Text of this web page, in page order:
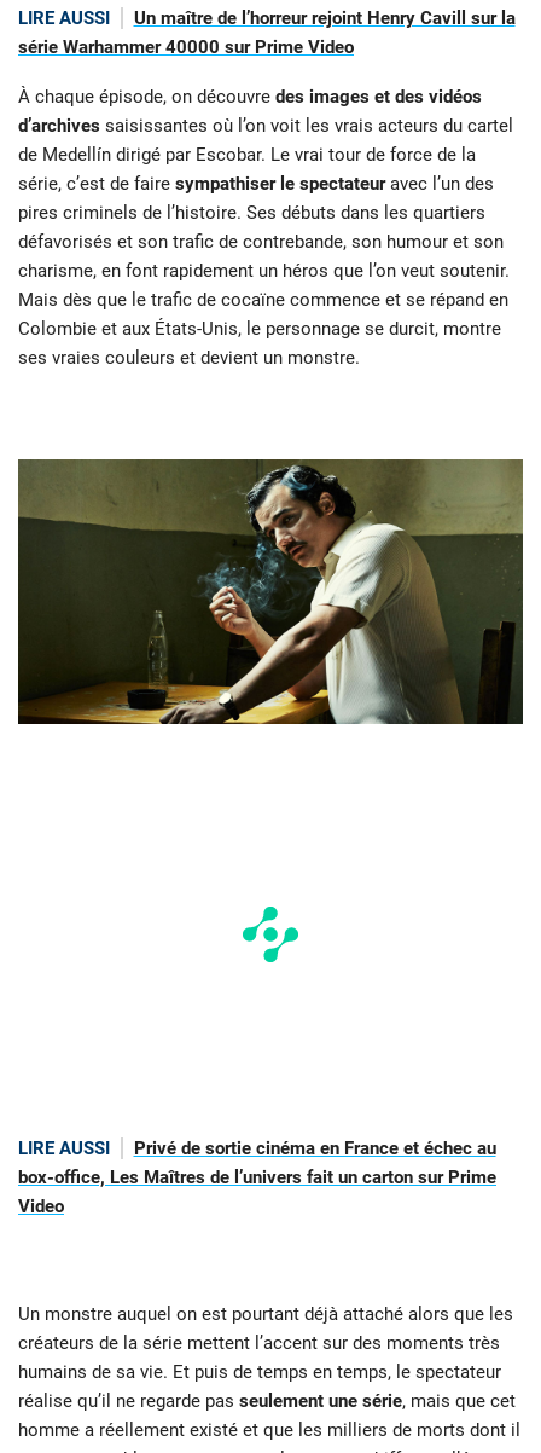
LIRE AUSSI
Un maître de l’horreur rejoint Henry Cavill sur la
série Warhammer 40000 sur Prime Video
À chaque épisode, on découvre des images et des vidéos
d’archives saisissantes où l’on voit les vrais acteurs du cartel
de Medellín dirigé par Escobar. Le vrai tour de force de la
série, c’est de faire sympathiser le spectateuravec l’un des
pires criminels de l’histoire. Ses débuts dans les quartiers
défavorisés et son trafic de contrebande, son humour et son
charisme, en font rapidement un héros que l’on veut soutenir.
Mais dès que le trafic de cocaïne commence et se répand en
Colombie et aux États-Unis, le personnage se durcit, montre
ses vraies couleurs et devient un monstre.
LIRE AUSSI
Privé de sortie cinéma en France et échec au
box-office, Les Maîtres de l’univers fait un carton sur Prime
Video
Un monstre auquel on est pourtant déjà attaché alors que les
créateurs de la série mettent l’accent sur des moments très
humains de sa vie. Et puis de temps en temps, le spectateur
réalise qu’il ne regarde pas seulement une série, mais que cet
homme a réellement existé et que les milliers de morts dont il